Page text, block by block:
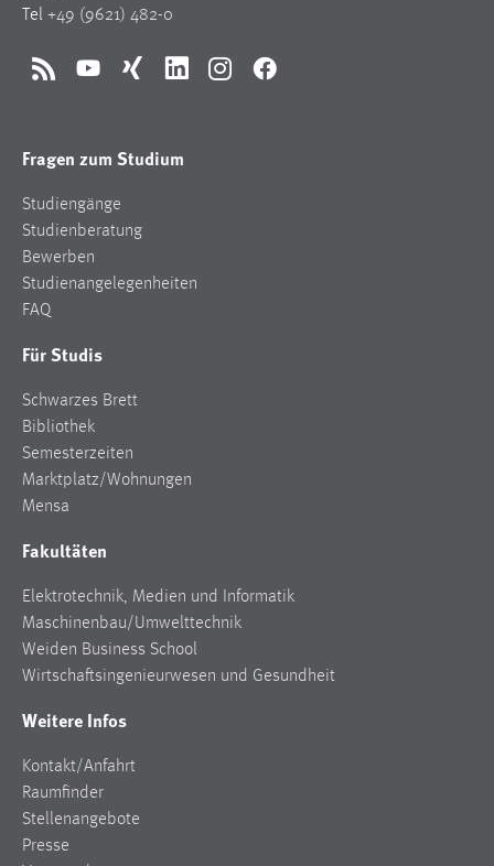
Tel +49 (9621) 482-0
RSS YouTubeXing LinkedInInstagramFacebook
Fragen zum Studium
Studiengänge
Studienberatung
Bewerben
Studienangelegenheiten
FAQ
Für Studis
Schwarzes Brett
Bibliothek
Semesterzeiten
Marktplatz/Wohnungen
Mensa
Fakultäten
Elektrotechnik, Medien und Informatik
Maschinenbau/Umwelttechnik
Weiden Business School
Wirtschaftsingenieurwesen und Gesundheit
Weitere Infos
Kontakt/Anfahrt
Raumfinder
Stellenangebote
Presse